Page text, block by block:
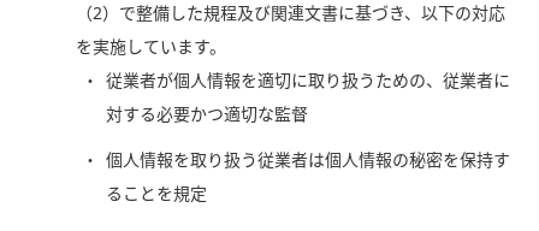
（2）で整備した規程及び関連文書に基づき、以下の対応
を実施しています。
従業者が個人情報を適切に取り扱うための、従業者に
対する必要かつ適切な監督
個人情報を取り扱う従業者は個人情報の秘密を保持す
ることを規定